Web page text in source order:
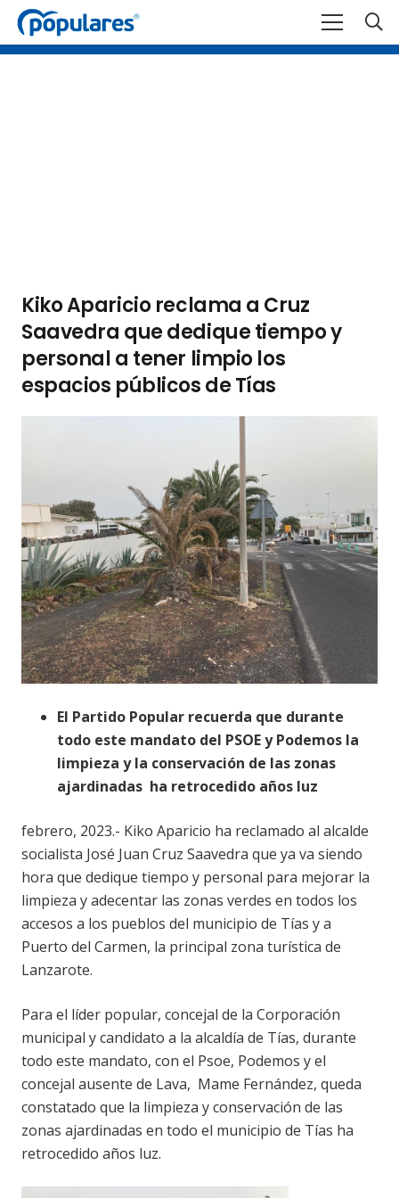
Kiko Aparicio reclama a Cruz
Saavedra que dedique tiempo y
personal a tener limpio los
espacios públicos de Tías
El Partido Popular recuerda que durante
todo este mandato del PSOE y Podemos la
limpieza y la conservación de las zonas
ajardinadas ha retrocedido años luz
febrero, 2023.- Kiko Aparicio ha reclamado al alcalde
socialista José Juan Cruz Saavedra que ya va siendo
hora que dedique tiempo y personal para mejorar la
limpieza y adecentar las zonas verdes en todos los
accesos a los pueblos del municipio de Tías y a
Puerto del Carmen, la principal zona turística de
Lanzarote.
Para el líder popular, concejal de la Corporación
municipal y candidato a la alcaldía de Tías, durante
todo este mandato, con el Psoe, Podemos y el
concejal ausente de Lava, Mame Fernández, queda
constatado que la limpieza y conservación de las
zonas ajardinadas en todo el municipio de Tías ha
retrocedido años luz.